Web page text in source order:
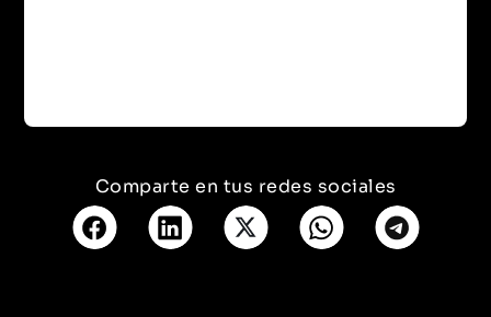
Comparte en tus redes sociales